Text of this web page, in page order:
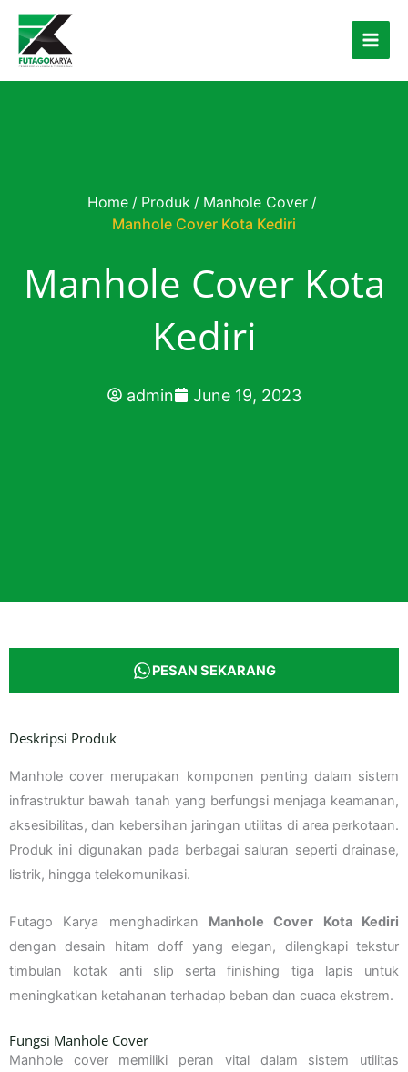
Skip to content
Home / Produk / Manhole Cover /
Manhole Cover Kota Kediri
Manhole Cover Kota
Kediri
admin June 19, 2023
PESAN SEKARANG
Deskripsi Produk
Manhole cover merupakan komponen penting dalam sistem
infrastruktur bawah tanah yang berfungsi menjaga keamanan,
aksesibilitas, dan kebersihan jaringan utilitas di area perkotaan.
Produk ini digunakan pada berbagai saluran seperti drainase,
listrik, hingga telekomunikasi.
Futago Karya menghadirkan Manhole Cover Kota Kediri
dengan desain hitam doff yang elegan, dilengkapi tekstur
timbulan kotak anti slip serta finishing tiga lapis untuk
meningkatkan ketahanan terhadap beban dan cuaca ekstrem.
Fungsi Manhole Cover
Manhole cover memiliki peran vital dalam sistem utilitas